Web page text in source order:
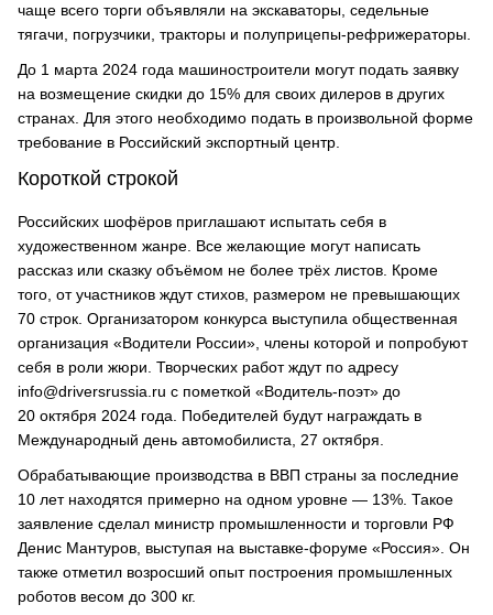
чаще всего торги объявляли на экскаваторы, седельные
тягачи, погрузчики, тракторы и полуприцепы-рефрижераторы.
До 1 марта 2024 года машиностроители могут подать заявку
на возмещение скидки до 15% для своих дилеров в других
странах. Для этого необходимо подать в произвольной форме
требование в Российский экспортный центр.
Короткой строкой
Российских шофёров приглашают испытать себя в
художественном жанре. Все желающие могут написать
рассказ или сказку объёмом не более трёх листов. Кроме
того, от участников ждут стихов, размером не превышающих
70 строк. Организатором конкурса выступила общественная
организация «Водители России», члены которой и попробуют
себя в роли жюри. Творческих работ ждут по адресу
info@driversrussia.ru с пометкой «Водитель-поэт» до
20 октября 2024 года. Победителей будут награждать в
Международный день автомобилиста, 27 октября.
Обрабатывающие производства в ВВП страны за последние
10 лет находятся примерно на одном уровне — 13%. Такое
заявление сделал министр промышленности и торговли РФ
Денис Мантуров, выступая на выставке-форуме «Россия». Он
также отметил возросший опыт построения промышленных
роботов весом до 300 кг.